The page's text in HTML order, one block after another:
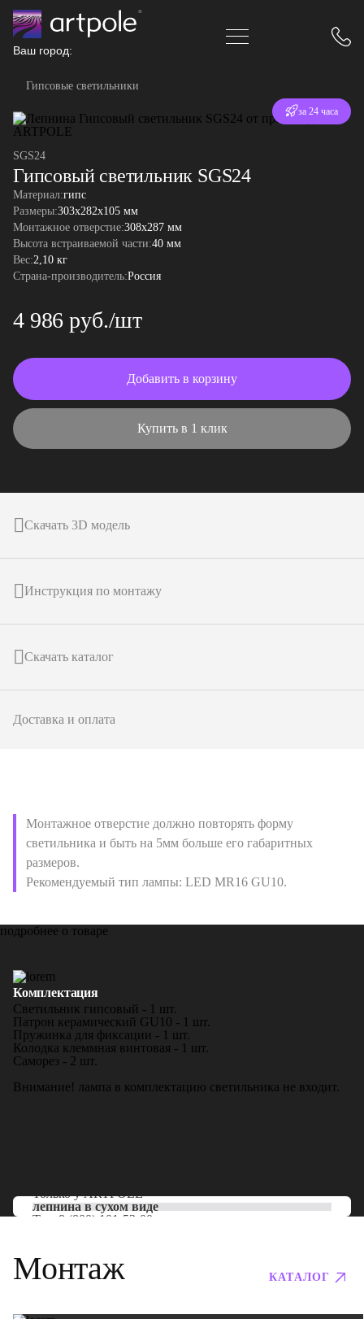
Ваш город:
Гипсовые светильники
Отгрузка
SGS24
Гипсовый светильник SGS24
Материал:гипс
Размеры:303x282x105 мм
Монтажное отверстие:308х287 мм
Высота встраиваемой части:40 мм
Вес:2,10 кг
Страна-производитель:Россия
4 986 руб./шт
Добавить в корзину
Купить в 1 клик
Скачать 3D модель
Инструкция по монтажу
Скачать каталог
Доставка и оплата
Монтажное отверстие должно повторять форму
светильника и быть на 5мм больше его габаритных
размеров.
Рекомендуемый тип лампы: LED MR16 GU10.
подробнее о товаре
Комплектация
Светильник гипсовый - 1 шт.
Патрон керамический GU10 - 1 шт.
Пружинка для фиксации - 1 шт.
Колодка клеммная винтовая - 1 шт.
Саморез - 2 шт.
Внимание! лампа в комплектацию светильника не входит.
Только уARTPOLE
лепнина в сухом виде
Тел: 8 (800) 101-53-00
Монтаж КАТАЛОГ